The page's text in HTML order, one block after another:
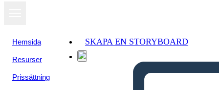
Hemsida
Resurser
Prissättning
SKAPA EN STORYBOARD